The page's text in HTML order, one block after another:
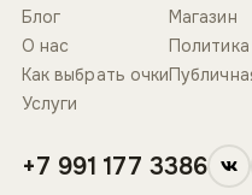
Блог
О нас
Как выбрать очки
Услуги
Магазин
+7 991 177 3386